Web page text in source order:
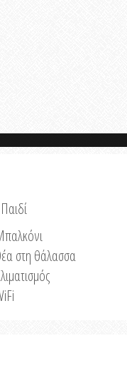
στη θάλασσα